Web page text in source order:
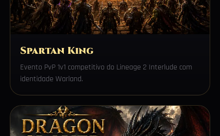
Spartan King
Evento PvP 1v1 competitivo do Lineage 2 Interlude com
identidade Warland.